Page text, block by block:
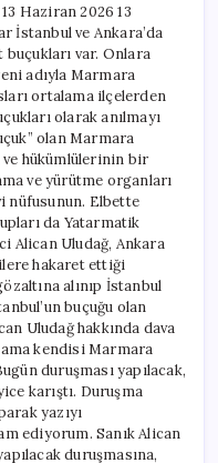
Haziran 2026 13
İstanbul ve Ankara’da
var. Onlara
adıyla Marmara
ortalama ilçelerden
olarak anılmayı
olan Marmara
hükümlülerinin bir
ve yürütme organları
nüfusunun. Elbette
da Yatarmatik
Alican Uludağ, Ankara
hakaret ettiği
alınıp İstanbul
buçuğu olan
Uludağ hakkında dava
kendisi Marmara
duruşması yapılacak,
karıştı. Duruşma
yazıyı
ediyorum. Sanık Alican
duruşmasına,